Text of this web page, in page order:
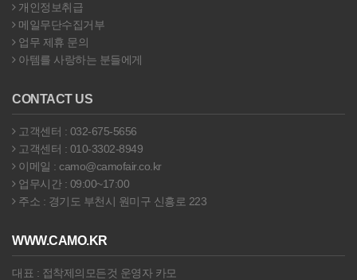
개인정보취급
메일무단수집거부
업무 제휴 문의
아템를 사랑하는 분들에게
CONTACT US
고객센터 : 032-675-5656
고객센터 : 010-3302-8949
이메일 : camo@camofair.co.kr
업무시간 : 09:00~17:00
주소 : 경기도 부천시 원미구 신흥로 223
WWW.CAMO.KR
대표 : 접착제의모든것 운영자 카모